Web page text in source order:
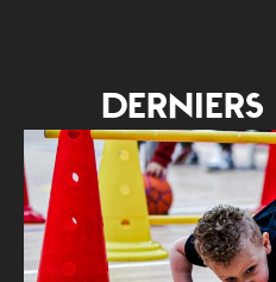
DERNIERS